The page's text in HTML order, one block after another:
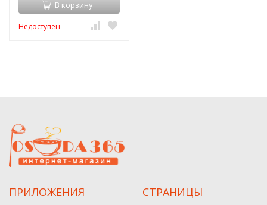
В корзину
Недоступен
ПРИЛОЖЕНИЯ СТРАНИЦЫ